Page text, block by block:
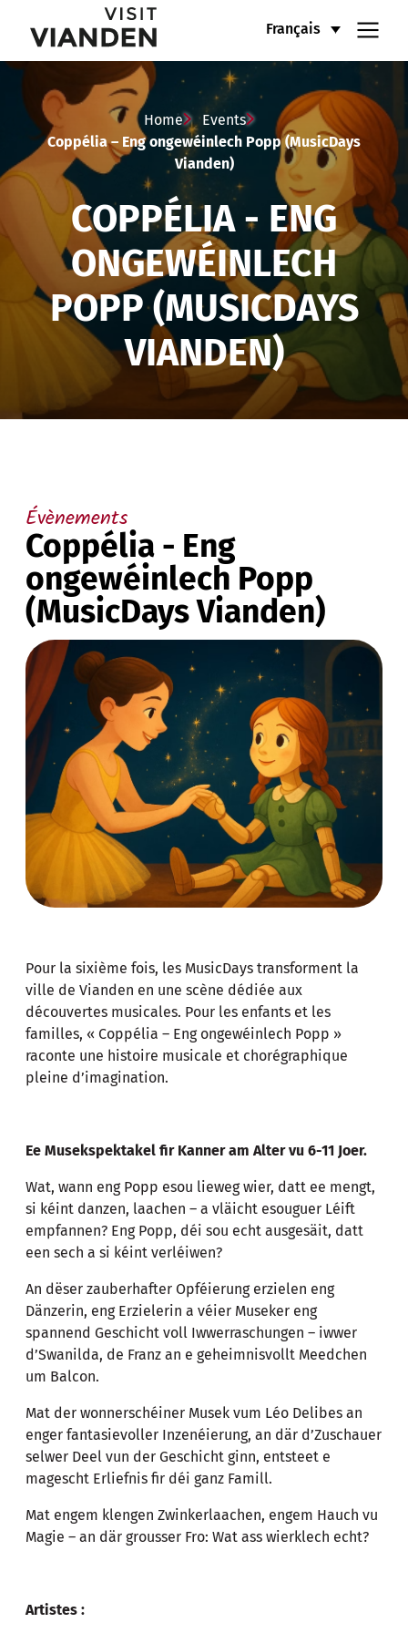
Français
Coppélia
–
Eng
ongewéinlech
Popp
(MusicDays
Vianden)
Menu
de
navigation
principal
Home
Events
Coppélia – Eng ongewéinlech Popp (MusicDays
Vianden)
COPPÉLIA - ENG
ONGEWÉINLECH
POPP (MUSICDAYS
VIANDEN)
Évènements
Coppélia - Eng
ongewéinlech Popp
(MusicDays Vianden)
Pour la sixième fois, les MusicDays transforment la
ville de Vianden en une scène dédiée aux
découvertes musicales. Pour les enfants et les
familles, « Coppélia – Eng ongewéinlech Popp »
raconte une histoire musicale et chorégraphique
pleine d’imagination.
Ee Musekspektakel fir Kanner am Alter vu 6-11 Joer.
Wat, wann eng Popp esou lieweg wier, datt ee mengt,
si kéint danzen, laachen – a vläicht esouguer Léift
empfannen? Eng Popp, déi sou echt ausgesäit, datt
een sech a si kéint verléiwen?
An dëser zauberhafter Opféierung erzielen eng
Dänzerin, eng Erzielerin a véier Museker eng
spannend Geschicht voll Iwwerraschungen – iwwer
d’Swanilda, de Franz an e geheimnisvollt Meedchen
um Balcon.
Mat der wonnerschéiner Musek vum Léo Delibes an
enger fantasievoller Inzenéierung, an där d’Zuschauer
selwer Deel vun der Geschicht ginn, entsteet e
magescht Erliefnis fir déi ganz Famill.
Mat engem klengen Zwinkerlaachen, engem Hauch vu
Magie – an där grousser Fro: Wat ass wierklech echt?
Artistes :